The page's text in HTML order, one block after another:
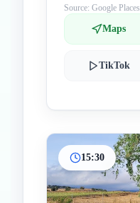
Source: Google Places
Maps
TikTok
15:30